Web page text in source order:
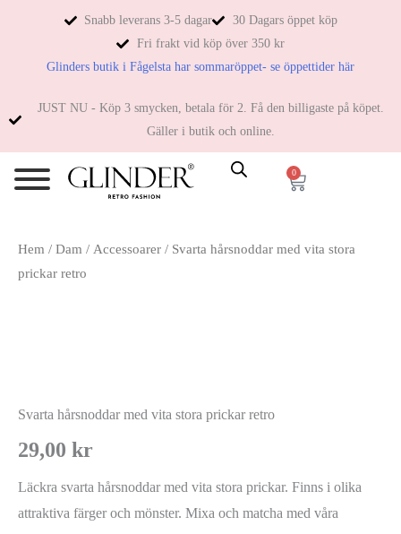
Snabb leverans 3-5 dagar
30 Dagars öppet köp
Fri frakt vid köp över 350 kr
Glinders butik i Fågelsta har sommaröppet- se öppettider här
JUST NU - Köp 3 smycken, betala för 2. Få den billigaste på köpet.
Gäller i butik och online.
0
Hem / Dam / Accessoarer / Svarta hårsnoddar med vita stora
prickar retro
Svarta hårsnoddar med vita stora prickar retro
29,00 kr
Läckra svarta hårsnoddar med vita stora prickar. Finns i olika
attraktiva färger och mönster. Mixa och matcha med våra